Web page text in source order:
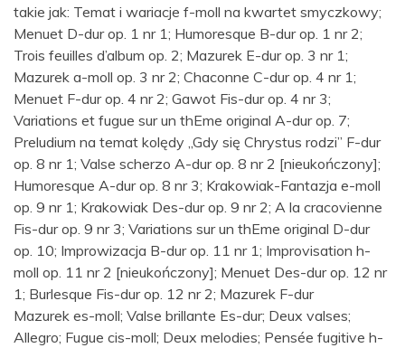
takie jak: Temat i wariacje f-moll na kwartet smyczkowy;
Menuet D-dur op. 1 nr 1; Humoresque B-dur op. 1 nr 2;
Trois feuilles d’album op. 2; Mazurek E-dur op. 3 nr 1;
Mazurek a-moll op. 3 nr 2; Chaconne C-dur op. 4 nr 1;
Menuet F-dur op. 4 nr 2; Gawot Fis-dur op. 4 nr 3;
Variations et fugue sur un thEme original A-dur op. 7;
Preludium na temat kolędy „Gdy się Chrystus rodzi” F-dur
op. 8 nr 1; Valse scherzo A-dur op. 8 nr 2 [nieukończony];
Humoresque A-dur op. 8 nr 3; Krakowiak-Fantazja e-moll
op. 9 nr 1; Krakowiak Des-dur op. 9 nr 2; A la cracovienne
Fis-dur op. 9 nr 3; Variations sur un thEme original D-dur
op. 10; Improwizacja B-dur op. 11 nr 1; Improvisation h-
moll op. 11 nr 2 [nieukończony]; Menuet Des-dur op. 12 nr
1; Burlesque Fis-dur op. 12 nr 2; Mazurek F-dur
Mazurek es-moll; Valse brillante Es-dur; Deux valses;
Allegro; Fugue cis-moll; Deux melodies; Pensée fugitive h-